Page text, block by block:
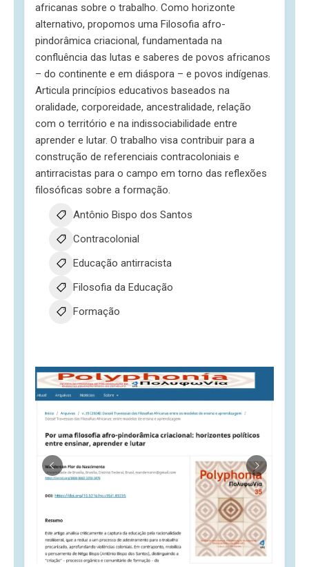
africanas sobre o trabalho. Como horizonte
alternativo, propomos uma Filosofia afro-
pindorâmica criacional, fundamentada na
confluência das lutas e saberes de povos africanos
– do continente e em diáspora – e povos indígenas.
Articula princípios educativos baseados na
oralidade, corporeidade, ancestralidade, relação
com o território e na indissociabilidade entre
aprender e lutar. O trabalho visa contribuir para a
construção de referenciais contracoloniais e
antirracistas para o campo em torno das reflexões
filosóficas sobre a formação.
Antônio Bispo dos Santos
Contracolonial
Educação antirracista
Filosofia da Educação
Formação